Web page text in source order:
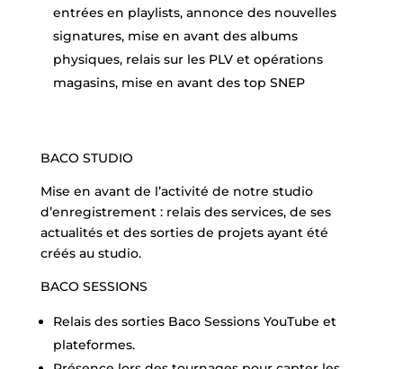
entrées en playlists, annonce des nouvelles
signatures, mise en avant des albums
physiques, relais sur les PLV et opérations
magasins, mise en avant des top SNEP
BACO STUDIO
Mise en avant de l’activité de notre studio
d’enregistrement : relais des services, de ses
actualités et des sorties de projets ayant été
créés au studio.
BACO SESSIONS
Relais des sorties Baco Sessions YouTube et
plateformes.